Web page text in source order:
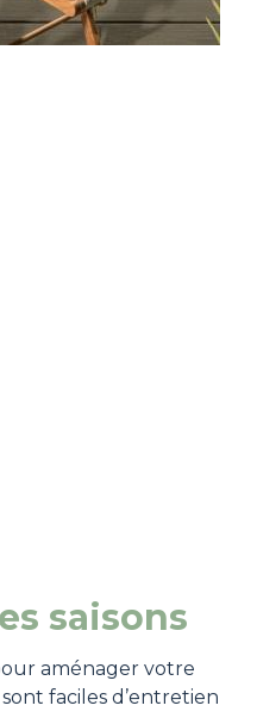
saisons
aménager votre
faciles d’entretien